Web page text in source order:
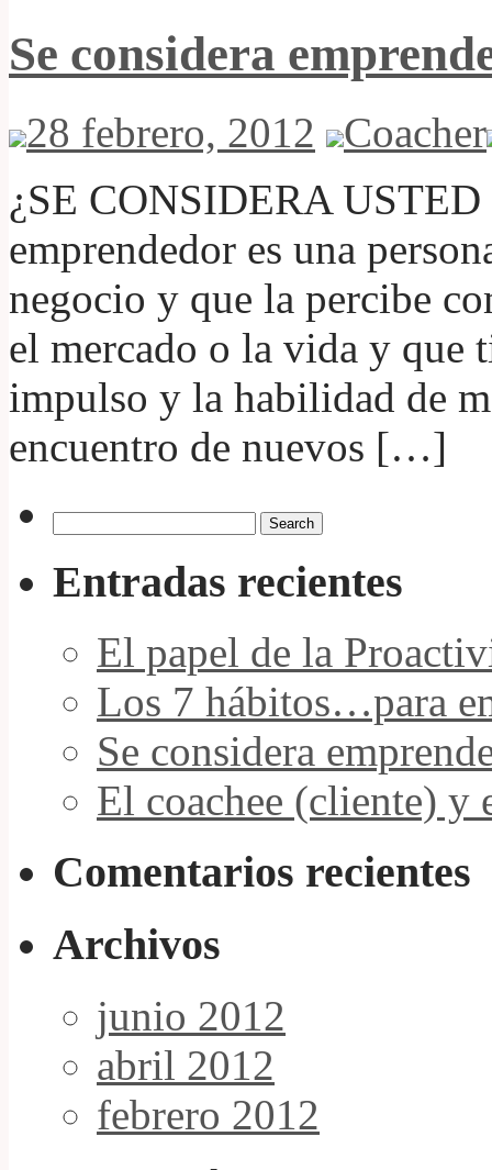
Se considera
28 febrero, 2012
Coacher
¿SE CONSIDERA
emprendedor es una
negocio y que la percibe
el mercado o la vida y que
impulso y la habilidad de
encuentro de nuevos […]
Entradas recientes
El papel de la
Los 7 hábitos…para
Se considera
El coachee (cliente) y
Comentarios recientes
Archivos
junio 2012
abril 2012
febrero 2012